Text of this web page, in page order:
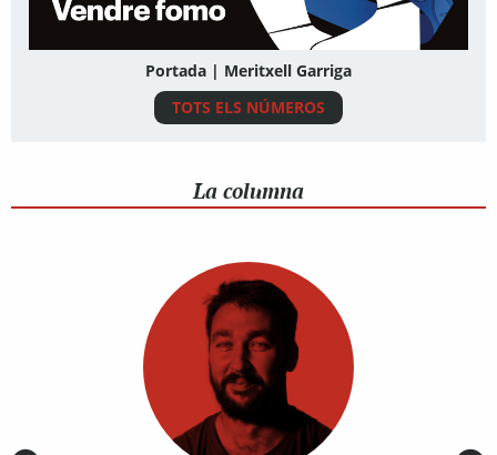
Portada | Meritxell Garriga
TOTS ELS NÚMEROS
La columna